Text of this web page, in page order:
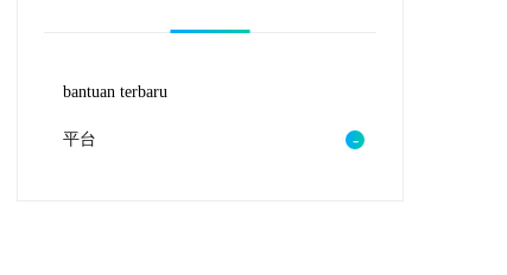
bantuan terbaru
平台